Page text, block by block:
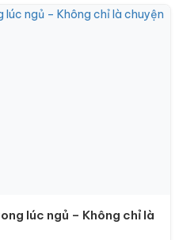
lúc ngủ – Không chỉ là